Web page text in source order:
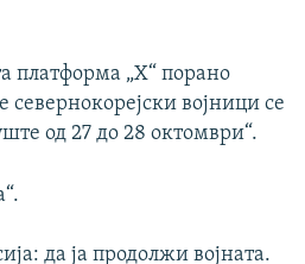
платформа „X“ порано
војници се
од 27 до 28 октомври“.
да ја продолжи војната.